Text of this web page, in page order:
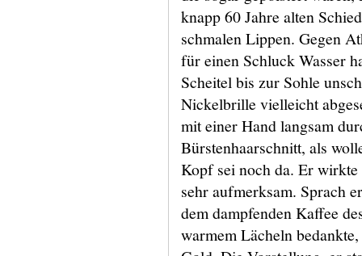
knapp 60 Jahre alten
schmalen Lippen. Gegen
für einen Schluck Wasser
Scheitel bis zur Sohle
Nickelbrille vielleicht
mit einer Hand langsam
Bürstenhaarschnitt, als
Kopf sei noch da. Er wirkte
sehr aufmerksam. Sprach
dem dampfenden Kaffee
warmem Lächeln